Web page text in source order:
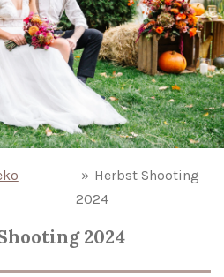
» Herbst Shooting
2024
2024